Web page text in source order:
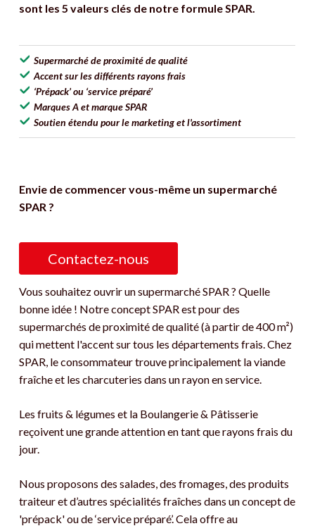
sont les 5 valeurs clés de notre formule SPAR.
Supermarché de proximité de qualité
Accent sur les différents rayons frais
‘Prépack’ ou ‘service préparé’
Marques A et marque SPAR
Soutien étendu pour le marketing et l'assortiment
Envie de commencer vous-même un supermarché
SPAR ?
Contactez-nous
Vous souhaitez ouvrir un supermarché SPAR ? Quelle
bonne idée ! Notre concept SPAR est pour des
supermarchés de proximité de qualité (à partir de 400 m²)
qui mettent l'accent sur tous les départements frais. Chez
SPAR, le consommateur trouve principalement la viande
fraîche et les charcuteries dans un rayon en service.
Les fruits & légumes et la Boulangerie & Pâtisserie
reçoivent une grande attention en tant que rayons frais du
jour.
Nous proposons des salades, des fromages, des produits
traiteur et d’autres spécialités fraîches dans un concept de
'prépack' ou de ‘service préparé’. Cela offre au